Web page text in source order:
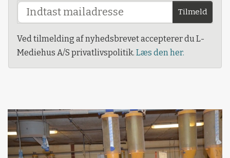
Tilmeld
Ved tilmelding af nyhedsbrevet accepterer du L-
Mediehus A/S privatlivspolitik. Læs den her.